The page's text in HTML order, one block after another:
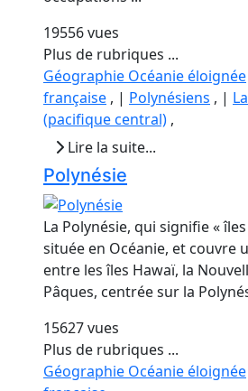
19556 vues
Plus de rubriques ...
Géographie Océanie éloignée
française , | Polynésiens , |
(pacifique central) ,
Lire la suite...
Polynésie
La Polynésie, qui signifie «
située en Océanie, et couvre
entre les îles Hawaï, la
Pâques, centrée sur la
15627 vues
Plus de rubriques ...
Géographie Océanie éloignée